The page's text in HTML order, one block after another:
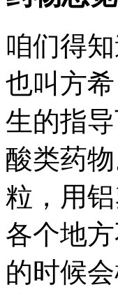
咱们得
也叫方
生的指
酸类药
粒，用
各个地
的时候